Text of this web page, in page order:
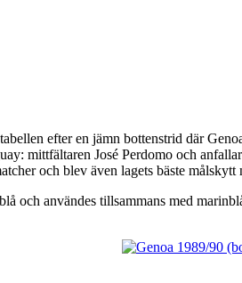
efter en jämn bottenstrid där
mittfältaren José Perdomo och
och blev även lagets bäste målskytt
och användes tillsammans med